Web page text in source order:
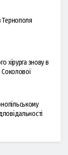
Тернополя
хірурга знову в
Соколової